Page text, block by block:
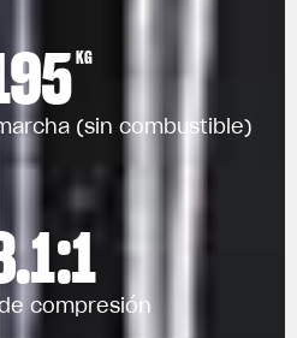
KG
(sin combustible)
compresión